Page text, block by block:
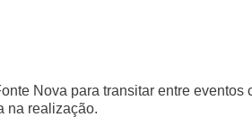
Nova para transitar entre eventos
na realização.